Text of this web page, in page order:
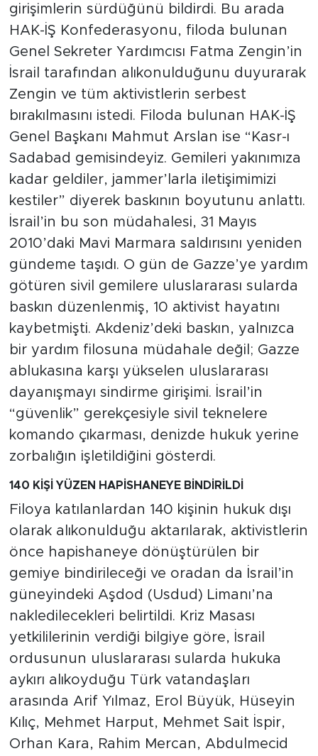
girişimlerin sürdüğünü bildirdi. Bu arada
HAK-İŞ Konfederasyonu, filoda bulunan
Genel Sekreter Yardımcısı Fatma Zengin’in
İsrail tarafından alıkonulduğunu duyurarak
Zengin ve tüm aktivistlerin serbest
bırakılmasını istedi. Filoda bulunan HAK-İŞ
Genel Başkanı Mahmut Arslan ise “Kasr-ı
Sadabad gemisindeyiz. Gemileri yakınımıza
kadar geldiler, jammer’larla iletişimimizi
kestiler” diyerek baskının boyutunu anlattı.
İsrail’in bu son müdahalesi, 31 Mayıs
2010’daki Mavi Marmara saldırısını yeniden
gündeme taşıdı. O gün de Gazze’ye yardım
götüren sivil gemilere uluslararası sularda
baskın düzenlenmiş, 10 aktivist hayatını
kaybetmişti. Akdeniz’deki baskın, yalnızca
bir yardım filosuna müdahale değil; Gazze
ablukasına karşı yükselen uluslararası
dayanışmayı sindirme girişimi. İsrail’in
“güvenlik” gerekçesiyle sivil teknelere
komando çıkarması, denizde hukuk yerine
zorbalığın işletildiğini gösterdi.
140 KİŞİ YÜZEN HAPİSHANEYE BİNDİRİLDİ
Filoya katılanlardan 140 kişinin hukuk dışı
olarak alıkonulduğu aktarılarak, aktivistlerin
önce hapishaneye dönüştürülen bir
gemiye bindirileceği ve oradan da İsrail’in
güneyindeki Aşdod (Usdud) Limanı’na
nakledilecekleri belirtildi. Kriz Masası
yetkililerinin verdiği bilgiye göre, İsrail
ordusunun uluslararası sularda hukuka
aykırı alıkoyduğu Türk vatandaşları
arasında Arif Yılmaz, Erol Büyük, Hüseyin
Kılıç, Mehmet Harput, Mehmet Sait İspir,
Orhan Kara, Rahim Mercan, Abdulmecid